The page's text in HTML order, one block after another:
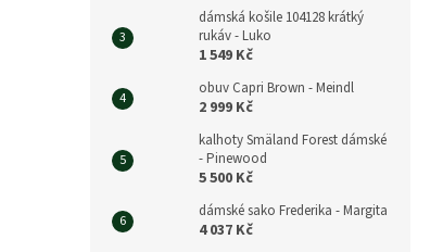
dámská košile 104128 krátký
rukáv - Luko
1 549 Kč
obuv Capri Brown - Meindl
2 999 Kč
kalhoty Smäland Forest dámské
- Pinewood
5 500 Kč
dámské sako Frederika - Margita
4 037 Kč